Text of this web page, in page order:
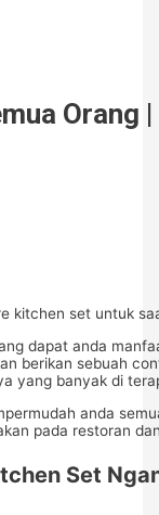
Orang
kitchen set untuk
dapat anda
berikan sebuah
yang banyak di
anda
pada restoran
Set